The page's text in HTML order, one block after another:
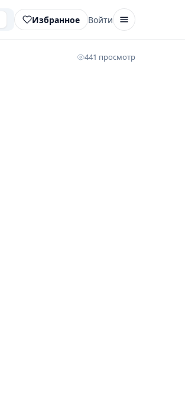
Избранное Войти
441 просмотр